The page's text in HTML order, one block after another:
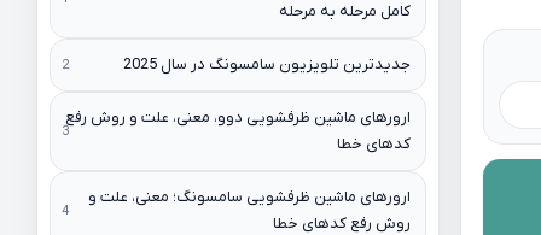
کامل مرحله به مرحله
جدیدترین تلویزیون سامسونگ در سال 2025
ارورهای ماشین ظرفشویی دوو، معنی، علت و روش رفع
کدهای خطا
ارورهای ماشین ظرفشویی سامسونگ؛ معنی، علت و
روش رفع کدهای خطا